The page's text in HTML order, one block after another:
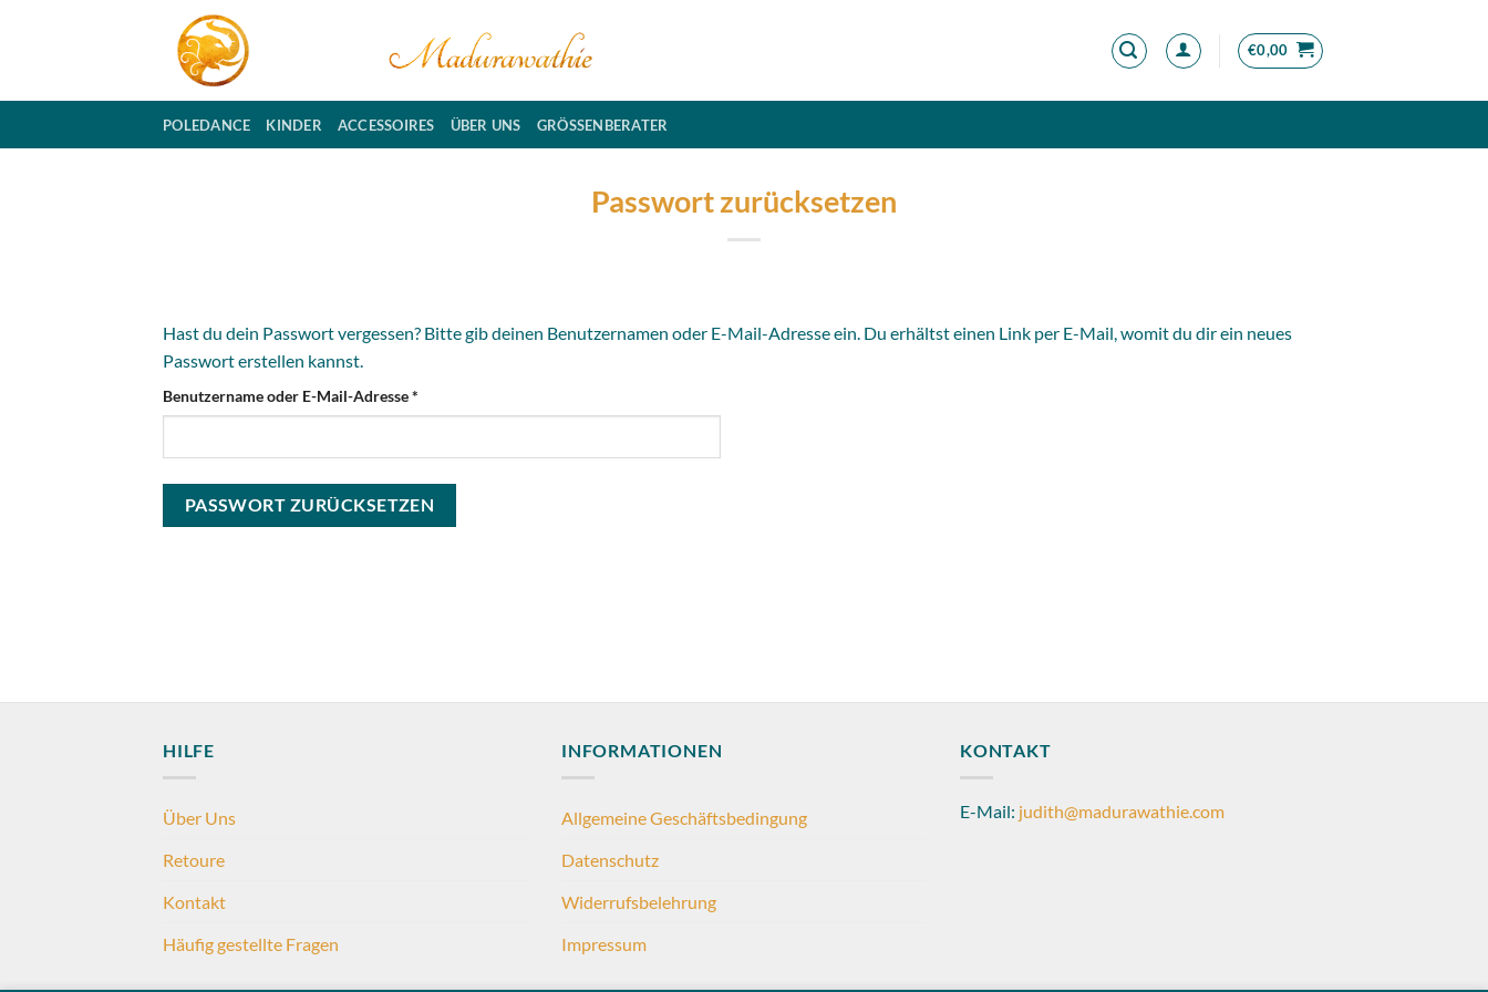
€0,00
POLEDANCE KINDER ACCESSOIRES ÜBER UNS GRÖSSENBERATER
Passwort zurücksetzen
Hast du dein Passwort vergessen? Bitte gib deinen Benutzernamen oder E-Mail-Adresse ein. Du erhältst einen Link per E-Mail, womit du dir ein neues
Passwort erstellen kannst.
Benutzername oder E-Mail-Adresse*
PASSWORT ZURÜCKSETZEN
HILFE
Über Uns
Retoure
Kontakt
Häufig gestellte Fragen
INFORMATIONEN
Allgemeine Geschäftsbedingung
Datenschutz
Widerrufsbelehrung
Impressum
KONTAKT
E-Mail: judith@madurawathie.com